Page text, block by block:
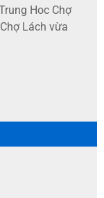
Hoc Chợ
Lách vừa